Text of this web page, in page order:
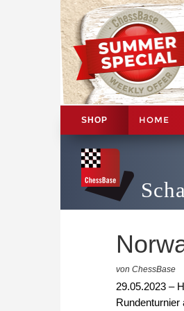
SHOP HOME
von ChessBase
29.05.2023 –
Rundenturnier